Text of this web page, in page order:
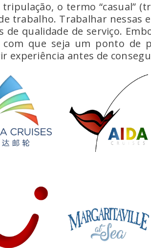
tripulação, o termo “casual”
trabalho. Trabalhar nessas
de qualidade de serviço.
com que seja um ponto de
experiência antes de